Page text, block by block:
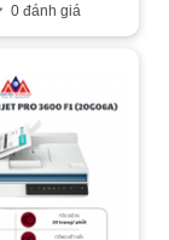
0 đánh giá